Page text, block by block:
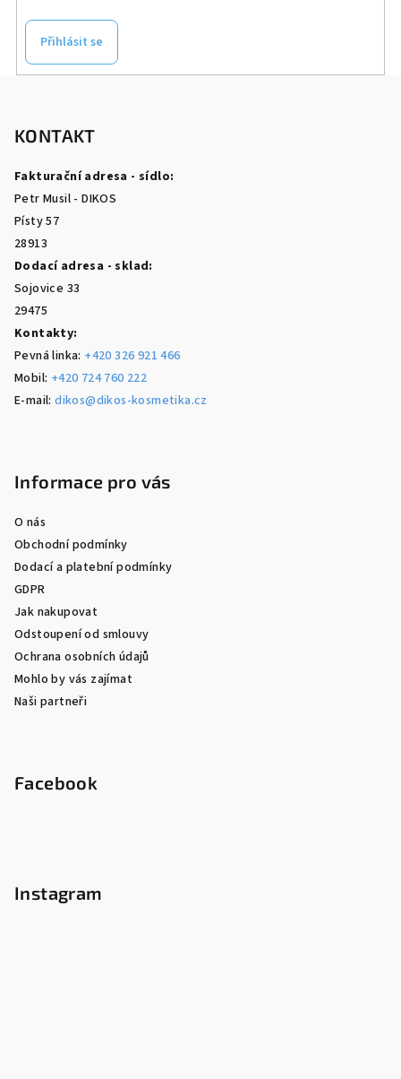
Přihlásit se
KONTAKT
Fakturační adresa - sídlo:
Petr Musil - DIKOS
Písty 57
28913
Dodací adresa - sklad:
Sojovice 33
29475
Kontakty:
Pevná linka: +420 326 921 466
Mobil: +420 724 760 222
E-mail:dikos@dikos-kosmetika.cz
Informace pro vás
O nás
Obchodní podmínky
Dodací a platební podmínky
GDPR
Jak nakupovat
Odstoupení od smlouvy
Ochrana osobních údajů
Mohlo by vás zajímat
Naši partneři
Facebook
Instagram